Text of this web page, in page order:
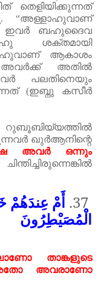
തെളിയിക്കുന്നത്
“അള്ളാഹുവാണ്
ഇവർ
ബഹുദൈവ
ശക്തമായി
ആകാശം
അവർക്ക്
അതിൽ
പലതിനെയും
(ഇബ്നു
കസീർ
റുബൂബിയ്യത്തിൽ
ഖുർആനിന്റെ
അവർ
ഒന്നും
ചിന്തിച്ചിരുന്നെങ്കിൽ
أَمْ عِندَهُمْ
الْمُصَيْطِرُونَ
താങ്കളുടെ
അവരാണോ